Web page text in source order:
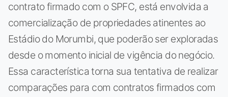
contrato firmado com o SPFC, está envolvida a
comercialização de propriedades atinentes ao
Estádio do Morumbi, que poderão ser exploradas
desde o momento inicial de vigência do negócio.
Essa característica torna sua tentativa de realizar
comparações para com contratos firmados com